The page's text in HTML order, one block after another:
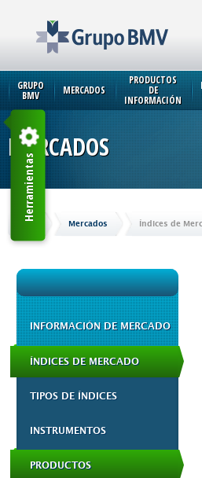
GRUPO
BMV MERCADOS
PRODUCTOS
DE
INFORMACIÓN
MERCADOS
Inicio Mercados Índices de
INFORMACIÓN DE MERCADO
ÍNDICES DE MERCADO
TIPOS DE ÍNDICES
INSTRUMENTOS
PRODUCTOS
Herramientas